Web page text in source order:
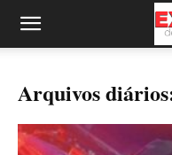
Arquivos